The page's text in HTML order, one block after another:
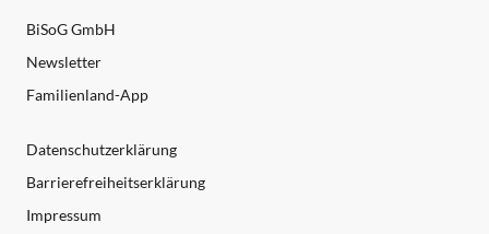
BiSoG GmbH
Newsletter
Familienland-App
Datenschutzerklärung
Barrierefreiheitserklärung
Impressum